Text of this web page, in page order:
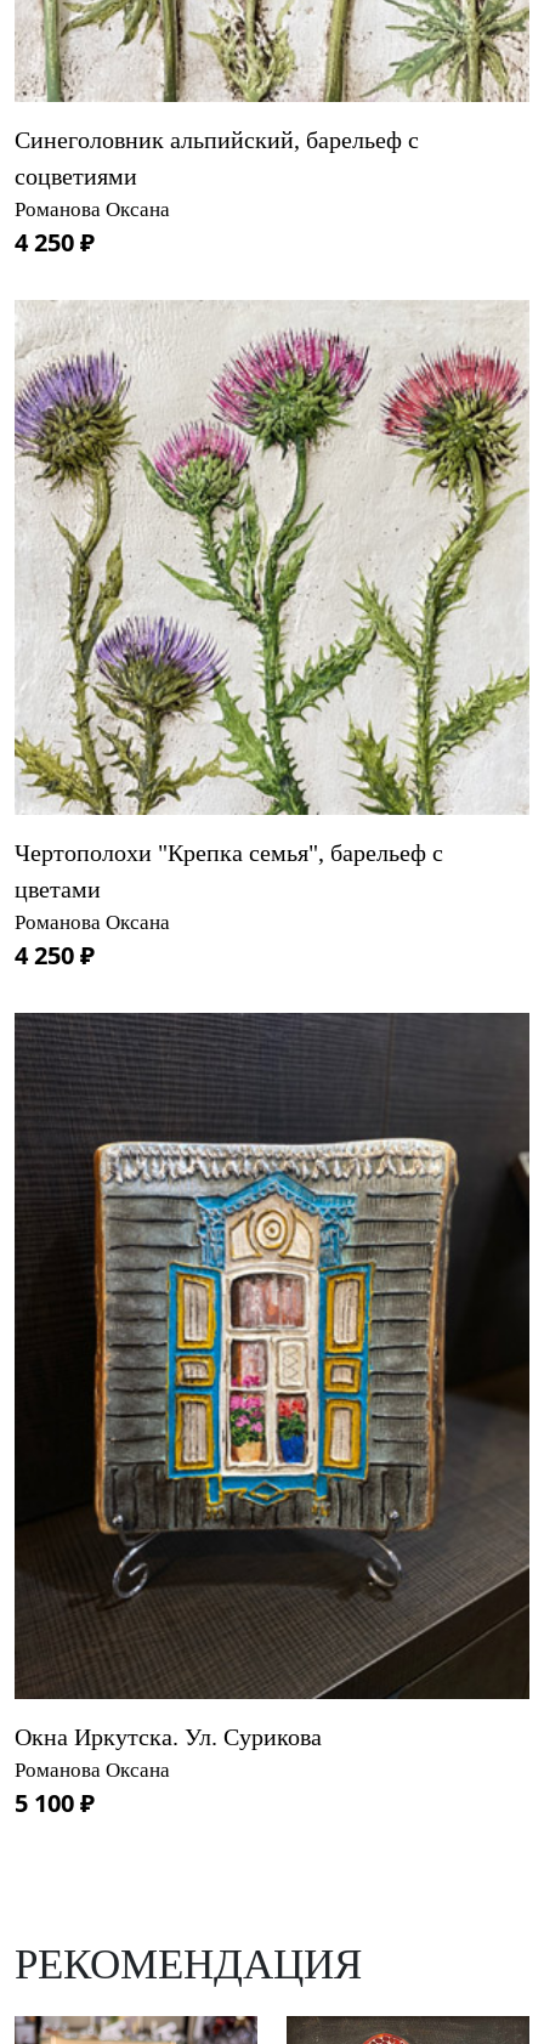
Синеголовник альпийский, барельеф с
соцветиями
Романова Оксана
4 250 ₽
Чертополохи "Крепка семья", барельеф с
цветами
Романова Оксана
4 250 ₽
Окна Иркутска. Ул. Сурикова
Романова Оксана
5 100 ₽
РЕКОМЕНДАЦИЯ